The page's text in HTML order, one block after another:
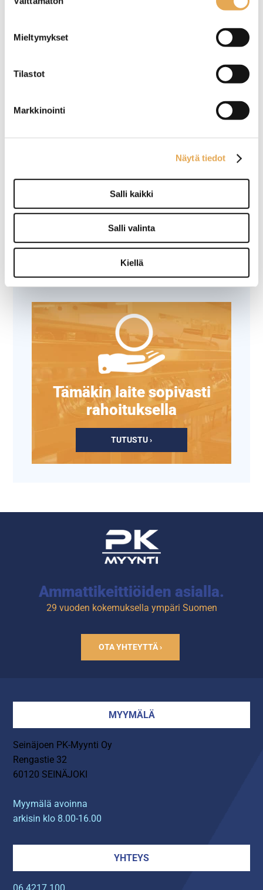
valinta
Mieltymykset
Tilastot
Markkinointi
Näytä tiedot
Salli kaikki
Salli valinta
Kiellä
tekniseen manuaaliin ja huoltohistoriaan.
Äänenvoimakkuus 59 dB (A).
Saatavana lisävarusteena (ilmoitettava
Astianpesukoneen syvyysmitta tällä
ominaisuudella 800 + kahva 95 mm.
Näytä lisää tuotteita
Astianpesukoneet tuoteryhmästä
Tämäkin laite sopivasti
rahoituksella
TUTUSTU ›
Ammattikeittiöiden asialla.
29 vuoden kokemuksella ympäri Suomen
OTA YHTEYTTÄ ›
MYYMÄLÄ
Seinäjoen PK-Myynti Oy
Rengastie 32
60120 SEINÄJOKI
Myymälä avoinna
arkisin klo 8.00-16.00
YHTEYS